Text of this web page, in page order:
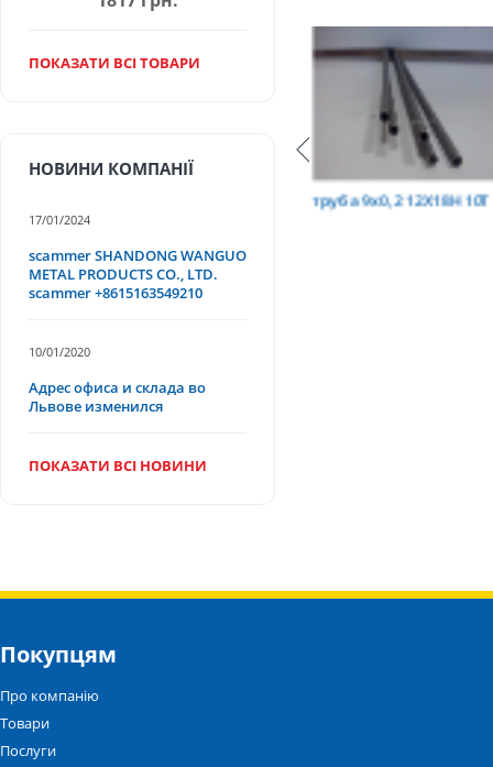
труба 75х1,5,
ПОКАЗАТИ ВСІ ТОВАРИ
НОВИНИ КОМПАНІЇ
17/01/2024
scammer SHANDONG WANGUO
METAL PRODUCTS CO., LTD.
scammer +8615163549210
10/01/2020
Адрес офиса и склада во
Львове изменился
ПОКАЗАТИ ВСІ НОВИНИ
Покупцям
Про компанію
Товари
Послуги